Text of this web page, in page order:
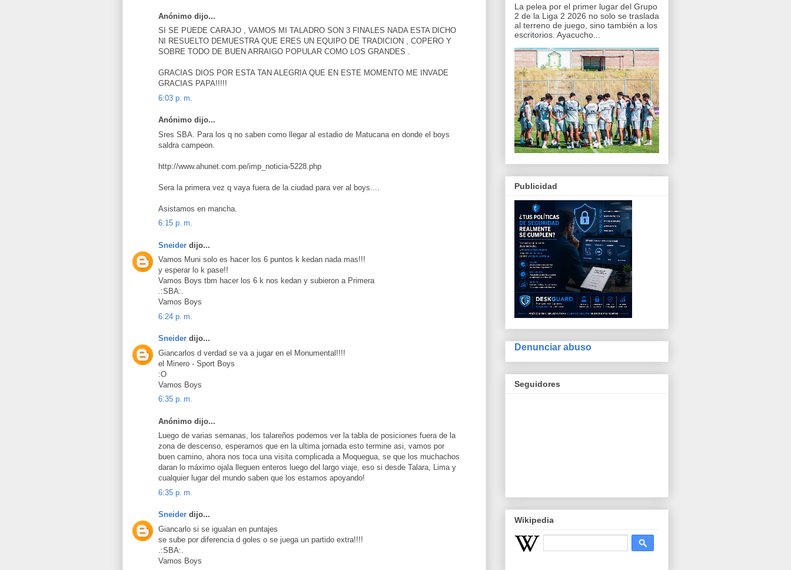
Anónimo dijo...
SI SE PUEDE CARAJO , VAMOS MI TALADRO SON 3 FINALES NADA ESTA DICHO
NI RESUELTO DEMUESTRA QUE ERES UN EQUIPO DE TRADICION , COPERO Y
SOBRE TODO DE BUEN ARRAIGO POPULAR COMO LOS GRANDES .
GRACIAS DIOS POR ESTA TAN ALEGRIA QUE EN ESTE MOMENTO ME INVADE
GRACIAS PAPA!!!!!
6:03 p. m.
Anónimo dijo...
Sres SBA. Para los q no saben como llegar al estadio de Matucana en donde el boys
saldra campeon.
http://www.ahunet.com.pe/imp_noticia-5228.php
Sera la primera vez q vaya fuera de la ciudad para ver al boys....
Asistamos en mancha.
6:15 p. m.
Sneider dijo...
Vamos Muni solo es hacer los 6 puntos k kedan nada mas!!!
y esperar lo k pase!!
Vamos Boys tbm hacer los 6 k nos kedan y subieron a Primera
.:SBA:.
Vamos Boys
6:24 p. m.
Sneider dijo...
Giancarlos d verdad se va a jugar en el Monumental!!!!
el Minero - Sport Boys
:O
Vamos Boys
6:35 p. m.
Anónimo dijo...
Luego de varias semanas, los talareños podemos ver la tabla de posiciones fuera de la
zona de descenso, esperamos que en la ultima jornada esto termine asi, vamos por
buen camino, ahora nos toca una visita complicada a Moquegua, se que los muchachos
daran lo máximo ojala lleguen enteros luego del largo viaje, eso si desde Talara, Lima y
cualquier lugar del mundo saben que los estamos apoyando!
6:35 p. m.
Sneider dijo...
Giancarlo si se igualan en puntajes
se sube por diferencia d goles o se juega un partido extra!!!!
.:SBA:.
Vamos Boys
La pelea por el primer lugar del Grupo
2 de la Liga 2 2026 no solo se traslada
al terreno de juego, sino también a los
escritorios. Ayacucho...
Publicidad
Denunciar abuso
Seguidores
Wikipedia